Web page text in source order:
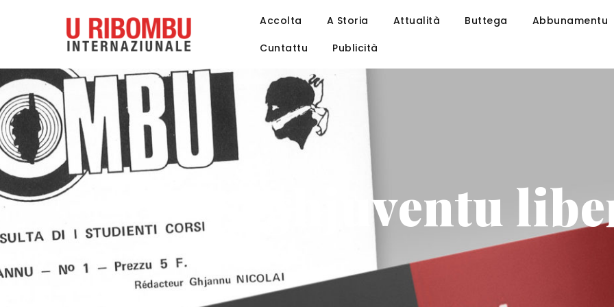
Accolta A Storia Attualità Buttega
Abbunamentu
Cuntattu
Publicità
ghjuventu